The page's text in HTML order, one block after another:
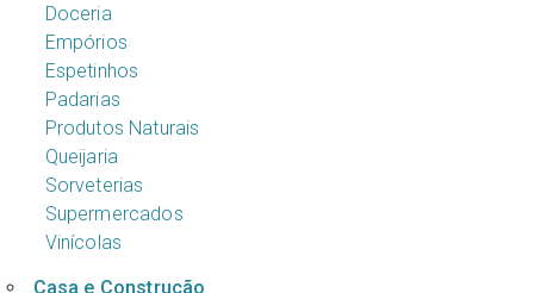
Doceria
Empórios
Espetinhos
Padarias
Produtos Naturais
Queijaria
Sorveterias
Supermercados
Vinícolas
Casa e Construção